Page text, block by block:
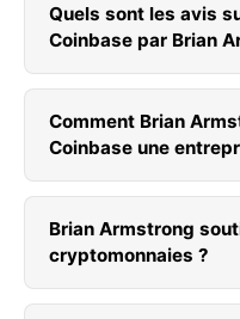
Quels sont les avis
Coinbase par Brian
Comment Brian
Coinbase une
Brian Armstrong
cryptomonnaies ?